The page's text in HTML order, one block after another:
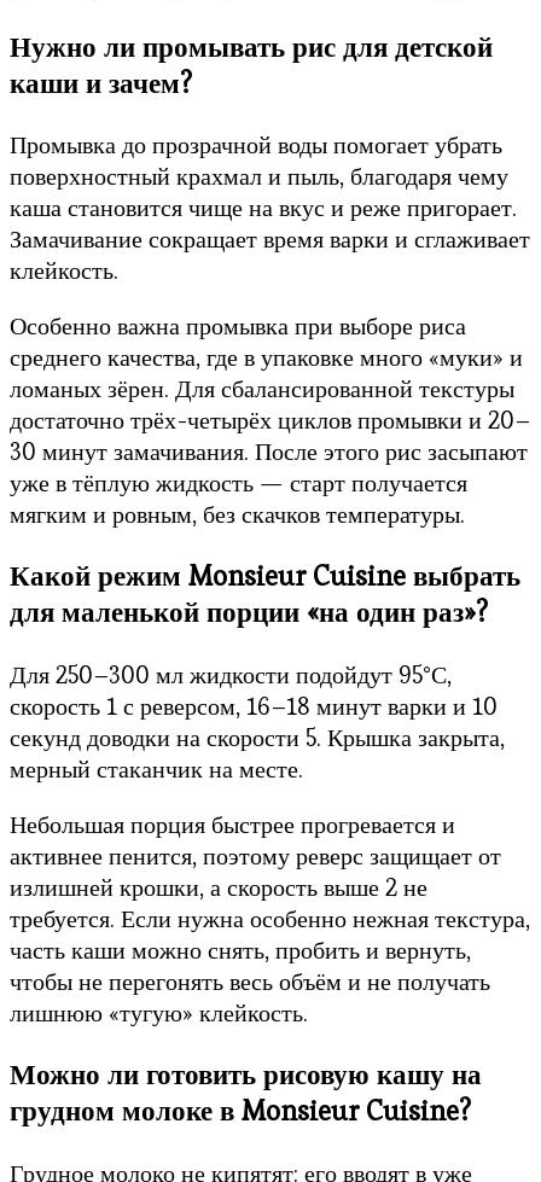
Нужно ли промывать рис для детской
каши и зачем?
Промывка до прозрачной воды помогает убрать
поверхностный крахмал и пыль, благодаря чему
каша становится чище на вкус и реже пригорает.
Замачивание сокращает время варки и сглаживает
клейкость.
Особенно важна промывка при выборе риса
среднего качества, где в упаковке много «муки» и
ломаных зёрен. Для сбалансированной текстуры
достаточно трёх-четырёх циклов промывки и 20–
30 минут замачивания. После этого рис засыпают
уже в тёплую жидкость — старт получается
мягким и ровным, без скачков температуры.
Какой режим Monsieur Cuisine выбрать
для маленькой порции «на один раз»?
Для 250–300 мл жидкости подойдут 95°С,
скорость 1 с реверсом, 16–18 минут варки и 10
секунд доводки на скорости 5. Крышка закрыта,
мерный стаканчик на месте.
Небольшая порция быстрее прогревается и
активнее пенится, поэтому реверс защищает от
излишней крошки, а скорость выше 2 не
требуется. Если нужна особенно нежная текстура,
часть каши можно снять, пробить и вернуть,
чтобы не перегонять весь объём и не получать
лишнюю «тугую» клейкость.
Можно ли готовить рисовую кашу на
грудном молоке в Monsieur Cuisine?
Грудное молоко не кипятят: его вводят в уже